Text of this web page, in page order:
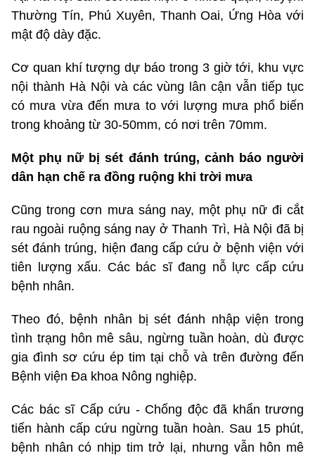
Thường Tín, Phú Xuyên, Thanh Oai, Ứng Hòa với
mật độ dày đặc.
Cơ quan khí tượng dự báo trong 3 giờ tới, khu vực
nội thành Hà Nội và các vùng lân cận vẫn tiếp tục
có mưa vừa đến mưa to với lượng mưa phổ biến
trong khoảng từ 30-50mm, có nơi trên 70mm.
Một phụ nữ bị sét đánh trúng, cảnh báo người
dân hạn chế ra đồng ruộng khi trời mưa
Cũng trong cơn mưa sáng nay, một phụ nữ đi cắt
rau ngoài ruộng sáng nay ở Thanh Trì, Hà Nội đã bị
sét đánh trúng, hiện đang cấp cứu ở bệnh viện với
tiên lượng xấu. Các bác sĩ đang nỗ lực cấp cứu
bệnh nhân.
Theo đó, bệnh nhân bị sét đánh nhập viện trong
tình trạng hôn mê sâu, ngừng tuần hoàn, dù được
gia đình sơ cứu ép tim tại chỗ và trên đường đến
Bệnh viện Đa khoa Nông nghiệp.
Các bác sĩ Cấp cứu - Chống độc đã khẩn trương
tiến hành cấp cứu ngừng tuần hoàn. Sau 15 phút,
bệnh nhân có nhịp tim trở lại, nhưng vẫn hôn mê